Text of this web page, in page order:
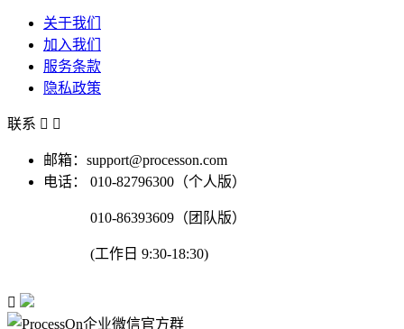
关于我们
加入我们
服务条款
隐私政策
联系  
邮箱：support@processon.com
电话：
010-82796300（个人版）
010-86393609（团队版）
(工作日 9:30-18:30)
